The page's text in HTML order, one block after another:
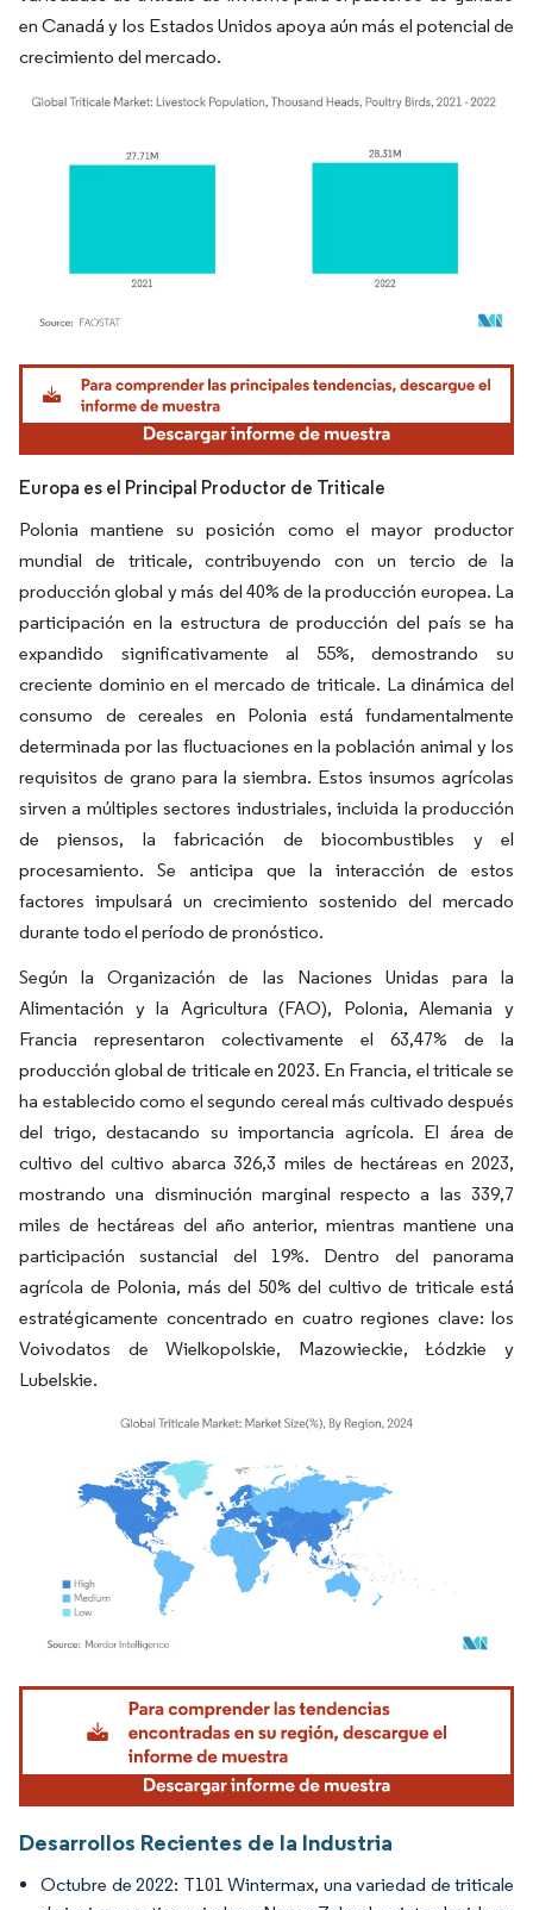
en Canadá y los Estados Unidos apoya aún más el potencial de
crecimiento del mercado.
Imagen © Mordor Intelligence. El uso requiere atribución según CC BY 4.0.
Europa es el Principal Productor de Triticale
Polonia mantiene su posición como el mayor productor
mundial de triticale, contribuyendo con un tercio de la
producción global y más del 40% de la producción europea. La
participación en la estructura de producción del país se ha
expandido significativamente al 55%, demostrando su
creciente dominio en el mercado de triticale. La dinámica del
consumo de cereales en Polonia está fundamentalmente
determinada por las fluctuaciones en la población animal y los
requisitos de grano para la siembra. Estos insumos agrícolas
sirven a múltiples sectores industriales, incluida la producción
de piensos, la fabricación de biocombustibles y el
procesamiento. Se anticipa que la interacción de estos
factores impulsará un crecimiento sostenido del mercado
durante todo el período de pronóstico.
Según la Organización de las Naciones Unidas para la
Alimentación y la Agricultura (FAO), Polonia, Alemania y
Francia representaron colectivamente el 63,47% de la
producción global de triticale en 2023. En Francia, el triticale se
ha establecido como el segundo cereal más cultivado después
del trigo, destacando su importancia agrícola. El área de
cultivo del cultivo abarca 326,3 miles de hectáreas en 2023,
mostrando una disminución marginal respecto a las 339,7
miles de hectáreas del año anterior, mientras mantiene una
participación sustancial del 19%. Dentro del panorama
agrícola de Polonia, más del 50% del cultivo de triticale está
estratégicamente concentrado en cuatro regiones clave: los
Voivodatos de Wielkopolskie, Mazowieckie, Łódzkie y
Lubelskie.
Imagen © Mordor Intelligence. El uso requiere atribución según CC BY 4.0.
Desarrollos Recientes de la Industria
Octubre de 2022: T101 Wintermax, una variedad de triticale